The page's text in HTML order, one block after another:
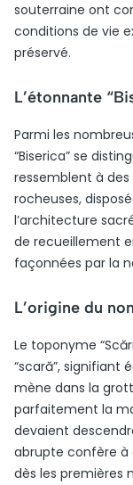
souterraine ont
conditions de vie
préservé.
L’étonnante
Parmi les
“Biserica” se
ressemblent à
rocheuses,
l’architecture
de recueillement
façonnées par la
L’origine du
Le toponyme
“scară”, signifiant
mène dans la
parfaitement la
devaient
abrupte confère à
dès les premières